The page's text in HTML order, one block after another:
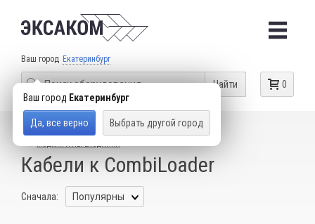
Ваш город Екатеринбург
Ваш город Екатеринбург
Да, все верно Выбрать другой город
0
Найти
КАТАЛОГ ТОВАРОВ
ОБОРУДОВАНИЕ ДЛЯ ЧИП-ТЮНИНГА
Сначала:
Кабели к CombiLoader